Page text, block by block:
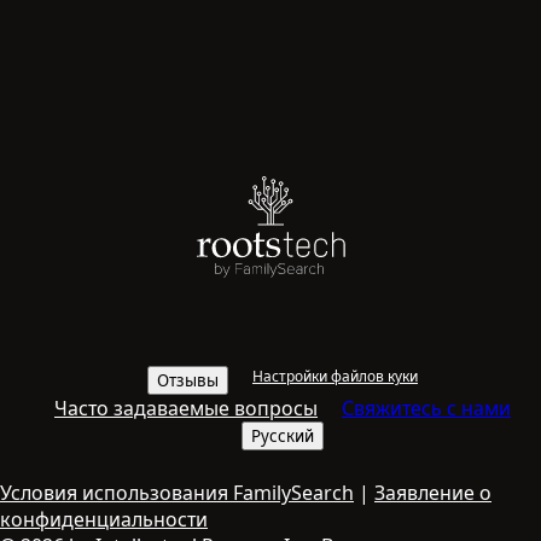
Отзывы Настройки файлов куки
Часто задаваемые вопросы Свяжитесь с нами
Русский
Условия использования FamilySearch | Заявление о
конфиденциальности